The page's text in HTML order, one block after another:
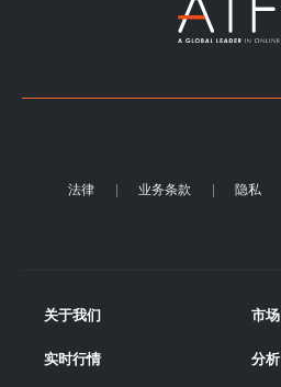
法律 业务条款 隐私
关于我们 市场
实时行情 分析